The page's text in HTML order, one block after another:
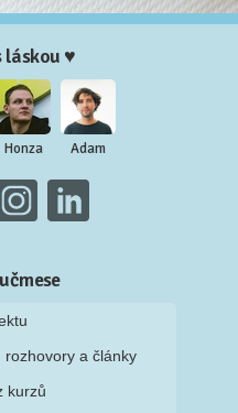
láskou ♥
Honza Adam
rozhovory a články
kurzů